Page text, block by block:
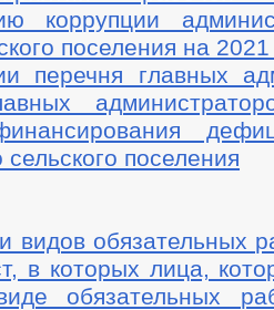
коррупции
поселения на 2021
перечня главных
поселения
видов обязательных
в которых лица,
обязательных